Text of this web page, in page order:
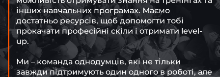
інших навчальних програмах. Маємо
достатньо ресурсів, щоб допомогти тобі
прокачати професійні скіли і отримати level-
up.
Ми – команда однодумців, які не тільки
завжди підтримують один одного в роботі, але